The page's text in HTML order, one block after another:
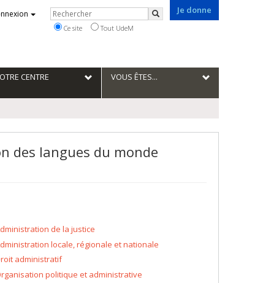
Je donne
Rechercher
Rechercher
Ce site Tout UdeM
CENTRE VOUS ÊTES...
des langues du monde
de la justice
locale, régionale et nationale
administratif
politique et administrative